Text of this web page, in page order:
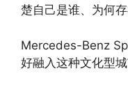
楚自己是谁、为何存
Mercedes-Benz
好融入这种文化型城